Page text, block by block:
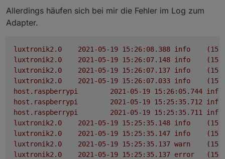
Added watchdog for for both ports. It will
restart the adapter if not receiving data after 3
them to null if the value is unknown.
Fixed heating_operation_mode showing the
wrong options.
Allerdings häufen sich bei mir die Fehler im Log zum
Adapter.
luxtronik2.0 info
luxtronik2.0
info
luxtronik2.0
info
luxtronik2.0
info
host.raspberrypi
info
host.raspberrypi
info
host.raspberrypi
info
luxtronik2.0
info
luxtronik2.0
info
luxtronik2.0
warn
luxtronik2.0
error